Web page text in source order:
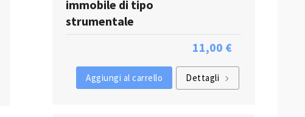
immobile di tipo
strumentale
11,00 €
Dettagli
Aggiungi al carrello